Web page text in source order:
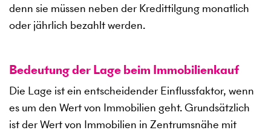
denn sie müssen neben der Kredittilgung monatlich
oder jährlich bezahlt werden.
Bedeutung der Lage beim Immobilienkauf
Die Lage ist ein entscheidender Einflussfaktor, wenn
es um den Wert von Immobilien geht. Grundsätzlich
ist der Wert von Immobilien in Zentrumsnähe mit